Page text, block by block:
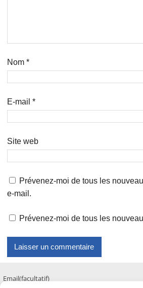
Nom *
E-mail *
Site web
Prévenez-moi de tous les
e-mail.
Prévenez-moi de tous les
Email(facultatif)